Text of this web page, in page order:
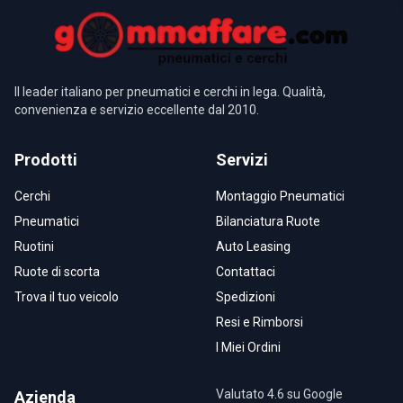
Il leader italiano per pneumatici e cerchi in lega. Qualità,
convenienza e servizio eccellente dal 2010.
Prodotti
Cerchi
Pneumatici
Ruotini
Ruote di scorta
Trova il tuo veicolo
Servizi
Montaggio Pneumatici
Bilanciatura Ruote
Auto Leasing
Contattaci
Spedizioni
Resi e Rimborsi
I Miei Ordini
Azienda Valutato 4.6 su Google